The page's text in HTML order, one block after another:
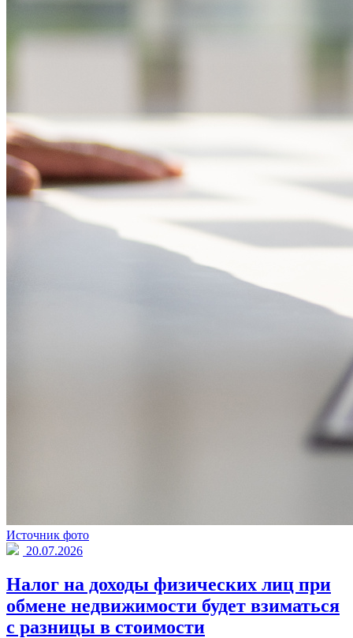
Источник фото
20.07.2026
Налог на доходы физических лиц при
обмене недвижимости будет взиматься
с разницы в стоимости